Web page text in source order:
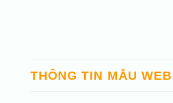
THÔNG TIN MẪU WEB